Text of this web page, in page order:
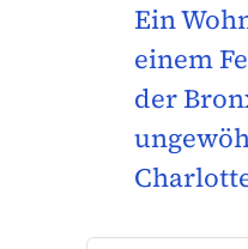
Ein
einem
der